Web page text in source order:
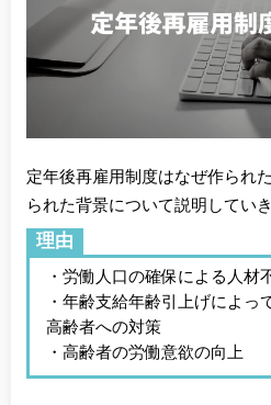
定年後再雇用制度はなぜ作られ
られた背景について説明していき
理由
・労働人口の確保による人材
・年齢支給年齢引上げによっ
高齢者への対策
・高齢者の労働意欲の向上